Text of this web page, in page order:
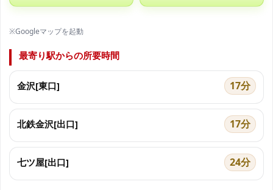
※Googleマップを起動
最寄り駅からの所要時間
金沢[東口] 17分
北鉄金沢[出口] 17分
七ツ屋[出口] 24分